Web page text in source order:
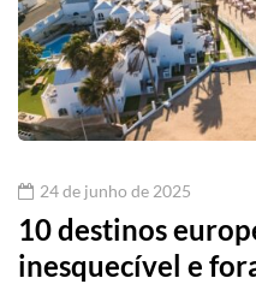
24 de junho de 2025
10 destinos
inesquecível e